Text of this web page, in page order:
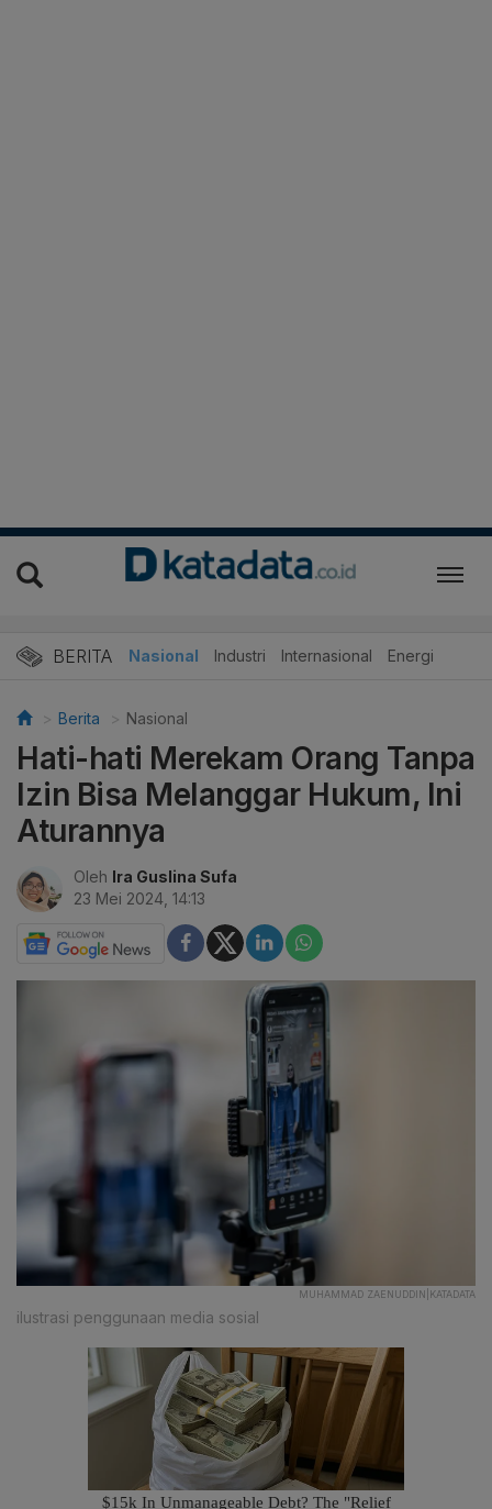
BERITA Nasional Industri Internasional Energi
Berita Nasional
Hati-hati Merekam Orang Tanpa
Izin Bisa Melanggar Hukum, Ini
Aturannya
Oleh Ira Guslina Sufa
23 Mei 2024, 14:13
MUHAMMAD ZAENUDDIN|KATADATA
ilustrasi penggunaan media sosial